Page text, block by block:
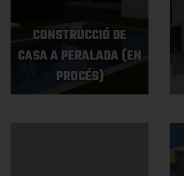
CONSTRUCCIÓ DE
CASA A PERALADA (EN
PROCÉS)